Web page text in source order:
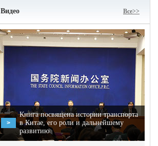
Видео Bce>>
>
Книга посвящена истории транспорта
в Китае, его роли и дальнейшему
развитию